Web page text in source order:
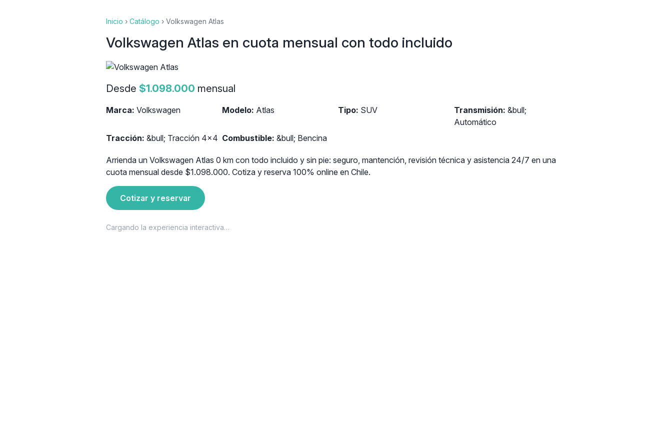
Inicio › Catálogo › Volkswagen Atlas
Volkswagen Atlas en cuota mensual con todo incluido
Desde $1.098.000 mensual
Marca: Volkswagen Modelo: Atlas Tipo: SUV Transmisión: &bull;
Automático
Tracción: &bull; Tracción 4x4 Combustible: &bull; Bencina
Arrienda un Volkswagen Atlas 0 km con todo incluido y sin pie: seguro, mantención, revisión técnica y asistencia 24/7 en una
cuota mensual desde $1.098.000. Cotiza y reserva 100% online en Chile.
Cotizar y reservar
Cargando la experiencia interactiva…